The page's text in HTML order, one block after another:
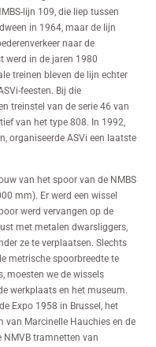
lijn 109, die liep tussen
in 1964, maar de lijn
naar de
werd in de jaren 1980
treinen bleven de lijn echter
feesten. Bij die
treinstel van de serie 46 van
van het type 808. In 1992,
organiseerde ASVi een laatste
van het spoor van de NMBS
mm). Er werd een wissel
werd vervangen op de
met metalen dwarsliggers,
ze te verplaatsen. Slechts
metrische spoorbreedte te
moesten we de wissels
werkplaats en het museum.
Expo 1958 in Brussel, het
Marcinelle Hauchies en de
NMVB tramnetten van